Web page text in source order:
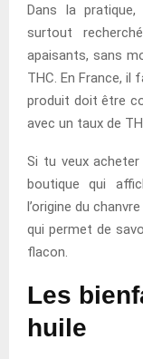
Dans la
surtout
apaisants, sans
THC. En France, il
produit doit être
avec un taux de
Si tu veux
boutique qui
l’origine du
qui permet de
flacon.
Les
huile